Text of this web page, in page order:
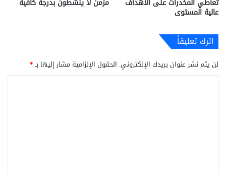
عالية المستوى
اترك تعليقاً
لن يتم نشر عنوان بريدك الإلكتروني. الحقول الإلزامية مشار إليها بـ*